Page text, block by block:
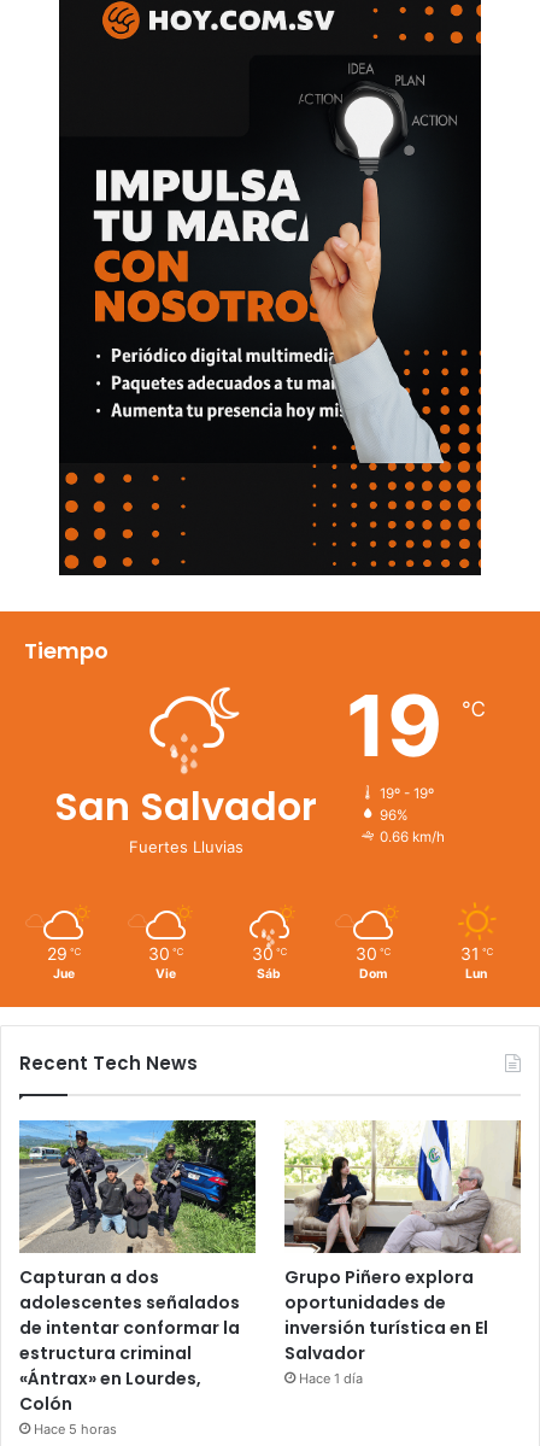
Tiempo
San Salvador
Fuertes Lluvias
19 ℃
19º - 19º
96%
0.66 km/h
29 ℃
Jue
30 ℃
Vie
30 ℃
Sáb
30 ℃
Dom
31 ℃
Lun
Recent Tech News
Capturan a dos
adolescentes señalados
de intentar conformar la
estructura criminal
«Ántrax» en Lourdes,
Colón
Hace 5 horas
Grupo Piñero explora
oportunidades de
inversión turística en El
Salvador
Hace 1 día